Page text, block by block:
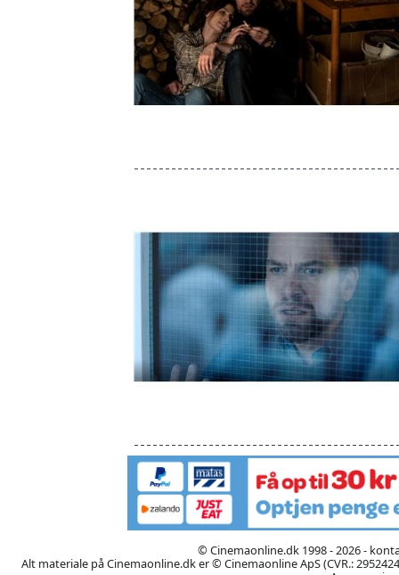
© Cinemaonline.dk 1998 - 2026 -
Alt materiale på Cinemaonline.dk er © Cinemaonline ApS (CVR.: